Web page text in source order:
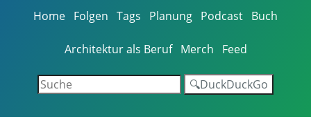
Home Folgen Tags Planung Podcast Buch
Architektur als Beruf Merch Feed
🔍DuckDuckGo